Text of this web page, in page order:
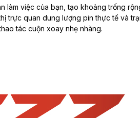
làm việc của bạn, tạo khoảng trống
trực quan dung lượng pin thực tế và
tác cuộn xoay nhẹ nhàng.